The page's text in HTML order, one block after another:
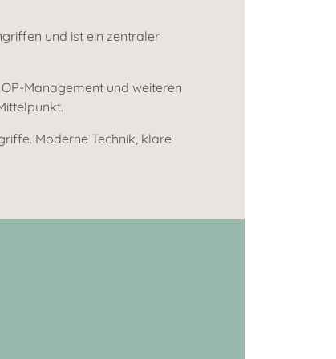
und ist ein zentraler
Management und weiteren
Moderne Technik, klare